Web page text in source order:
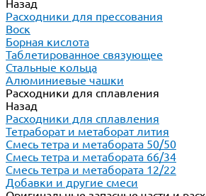
Назад
Расходники для прессования
Воск
Борная кислота
Таблетированное связующее
Стальные кольца
Алюминиевые чашки
Расходники для сплавления
Назад
Расходники для сплавления
Тетраборат и метаборат лития
Смесь тетра и метабората 50/50
Смесь тетра и метабората 66/34
Смесь тетра и метабората 12/22
Добавки и другие смеси